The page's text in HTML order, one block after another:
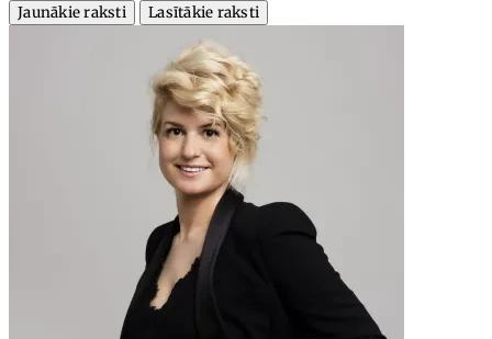
Jaunākie raksti
Lasītākie raksti